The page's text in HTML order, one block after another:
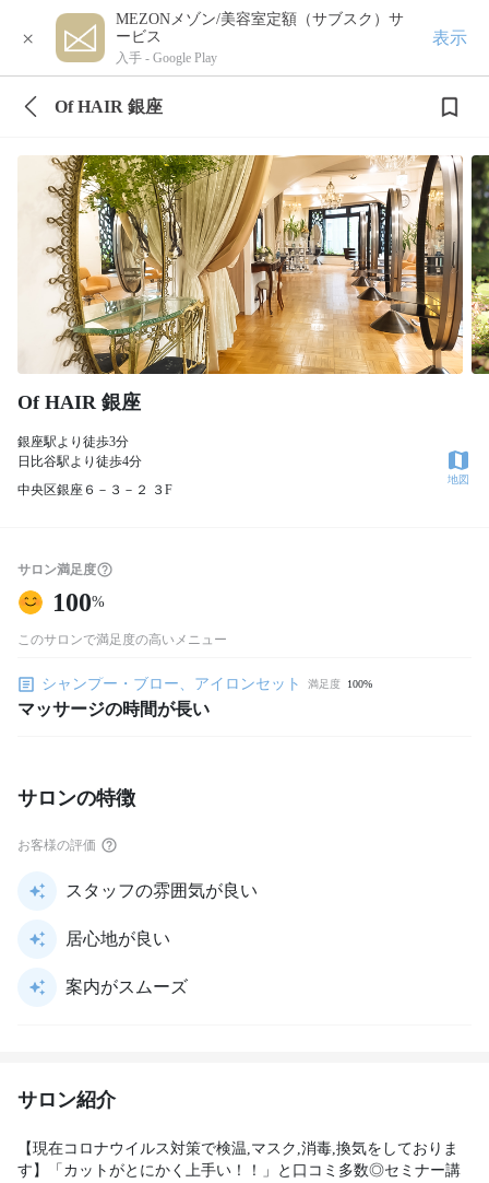
×
MEZONメゾン/美容室定額（サブスク）サ
ービス
入手 - Google Play
表示
Of HAIR 銀座
Of HAIR 銀座
銀座駅より徒歩3分
日比谷駅より徒歩4分
中央区銀座６－３－２ ３F
地図
サロン満足度
100%
このサロンで満足度の高いメニュー
シャンプー・ブロー、アイロンセット 満足度 100%
マッサージの時間が長い
サロンの特徴
お客様の評価
スタッフの雰囲気が良い
居心地が良い
案内がスムーズ
サロン紹介
【現在コロナウイルス対策で検温,マスク,消毒,換気をしておりま
す】「カットがとにかく上手い！！」と口コミ多数◎セミナー講